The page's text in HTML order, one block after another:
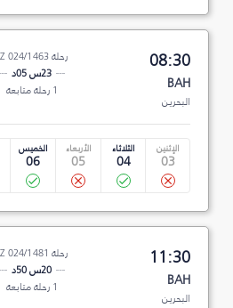
08:30
BAH
البحرين
رحلة FZ 024/1463
23س 05د
1 رحلة متابعة
الإثنين
03
الثلاثاء
04
الأربعاء
05
الخميس
06
11:30
BAH
البحرين
رحلة FZ 024/1481
20س 50د
1 رحلة متابعة